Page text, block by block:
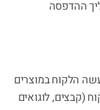
ההדפסה
הלקוח במוצרים
(קבצים, לוגואים